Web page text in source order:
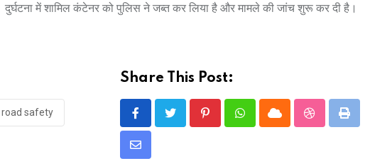
दुर्घटना में शामिल कंटेनर को पुलिस ने जब्त कर लिया है और मामले की जांच शुरू कर दी है।
road safety
Share This Post:
PinterestWhatsappCloud StumbleUpon
Print
Share